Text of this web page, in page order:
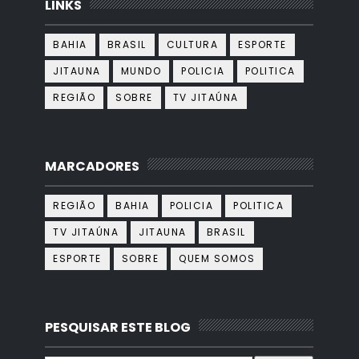
LINKS
BAHIA BRASIL CULTURA
ESPORTE
JITAUNA
MUNDO POLICIA
POLITICA
REGIÃO
SOBRE TV JITAÚNA
MARCADORES
REGIÃO BAHIA POLICIA
POLITICA
TV JITAÚNA
JITAUNA
BRASIL
ESPORTE
SOBRE QUEM SOMOS
PESQUISAR ESTE BLOG